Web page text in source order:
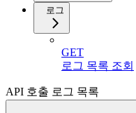
로그
GET
로그 목록 조회
API 호출 로그 목록